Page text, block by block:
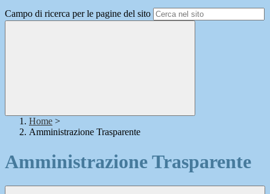
Campo di ricerca per le pagine del sito
Home >
Amministrazione Trasparente
Amministrazione Trasparente